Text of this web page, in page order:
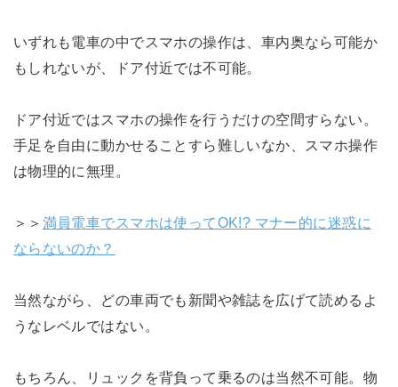
いずれも電車の中でスマホの操作は、車内奥なら可能か
もしれないが、ドア付近では不可能。
ドア付近ではスマホの操作を行うだけの空間すらない。
手足を自由に動かせることすら難しいなか、スマホ操作
は物理的に無理。
＞＞ 満員電車でスマホは使ってOK!? マナー的に迷惑に
ならないのか？
当然ながら、どの車両でも新聞や雑誌を広げて読めるよ
うなレベルではない。
もちろん、リュックを背負って乗るのは当然不可能。物